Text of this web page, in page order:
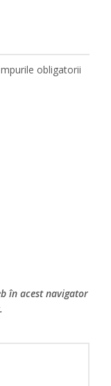
obligatorii
în acest navigator